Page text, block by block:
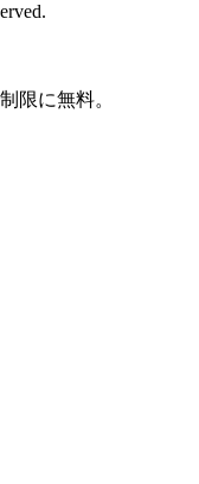
限に無料。